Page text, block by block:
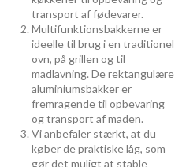
transport af fødevarer.
Multifunktionsbakkerne er
ideelle til brug i en traditionel
ovn, på grillen og til
madlavning. De rektangulære
aluminiumsbakker er
fremragende til opbevaring
og transport af maden.
Vi anbefaler stærkt, at du
køber de praktiske låg, som
gør det muligt at stable